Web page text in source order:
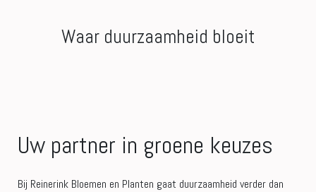
Waar duurzaamheid bloeit
Uw partner in groene keuzes
Bij Reinerink Bloemen en Planten gaat duurzaamheid verder dan